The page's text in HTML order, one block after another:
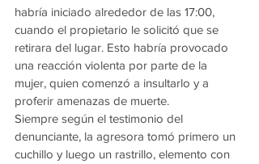
habría iniciado alrededor de las 17:00,
cuando el propietario le solicitó que se
retirara del lugar. Esto habría provocado
una reacción violenta por parte de la
mujer, quien comenzó a insultarlo y a
proferir amenazas de muerte.
Siempre según el testimonio del
denunciante, la agresora tomó primero un
cuchillo y luego un rastrillo, elemento con